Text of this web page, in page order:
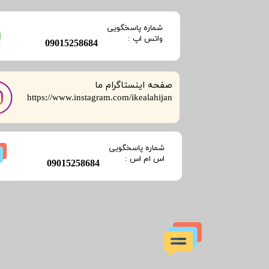
صفحه اینستاگرام ما
​​​​​​​https://www.instagram.com/ikealahijan
​شماره پاسخگویی
​​​​​واتس اپ :
​09015258684
​09015258684
​شماره پاسخگویی
​​​​​اس ام اس :